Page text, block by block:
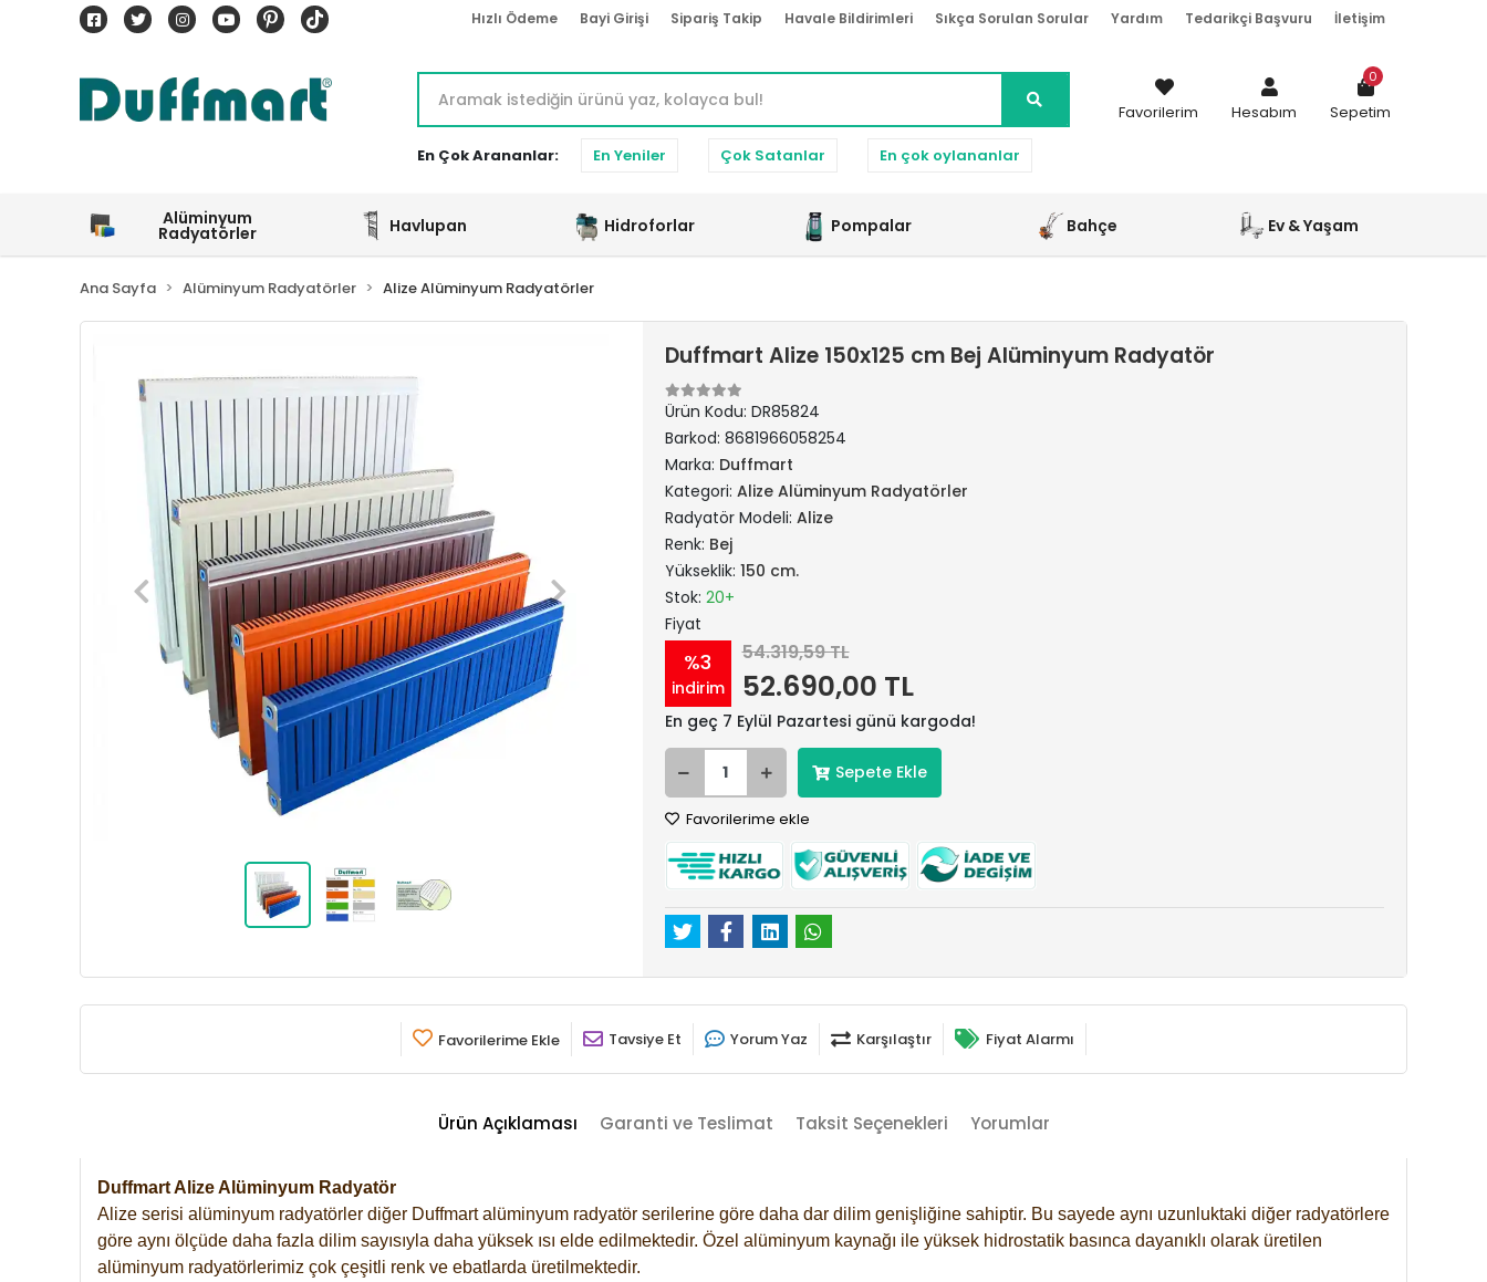
Hızlı Ödeme Bayi Girişi Sipariş Takip Havale Bildirimleri Sıkça Sorulan Sorular Yardım Tedarikçi Başvuru İletişim
En Çok Arananlar: En Yeniler Çok Satanlar En çok oylananlar
Favorilerim Hesabım Sepetim
0
Alüminyum
Radyatörler Havlupan Hidroforlar Pompalar Bahçe Ev & Yaşam
Ana Sayfa Alüminyum Radyatörler Alize Alüminyum Radyatörler
Duffmart Alize 150x125 cm Bej Alüminyum Radyatör
Ürün Kodu: DR85824
Barkod: 8681966058254
Marka: Duffmart
Kategori: Alize Alüminyum Radyatörler
Radyatör Modeli: Alize
Renk: Bej
Yükseklik: 150 cm.
Stok: 20+
Fiyat
%3
indirim
54.319,59 TL
52.690,00 TL
En geç 7 Eylül Pazartesi günü kargoda!
Sepete Ekle
Favorilerime ekle
Favorilerime Ekle Tavsiye Et Yorum Yaz Karşılaştır Fiyat Alarmı
Ürün Açıklaması Garanti ve Teslimat Taksit Seçenekleri Yorumlar
Duffmart Alize Alüminyum Radyatör
Alize serisi alüminyum radyatörler diğer Duffmart alüminyum radyatör serilerine göre daha dar dilim genişliğine sahiptir. Bu sayede aynı uzunluktaki diğer radyatörlere
göre aynı ölçüde daha fazla dilim sayısıyla daha yüksek ısı elde edilmektedir. Özel alüminyum kaynağı ile yüksek hidrostatik basınca dayanıklı olarak üretilen
alüminyum radyatörlerimiz çok çeşitli renk ve ebatlarda üretilmektedir.